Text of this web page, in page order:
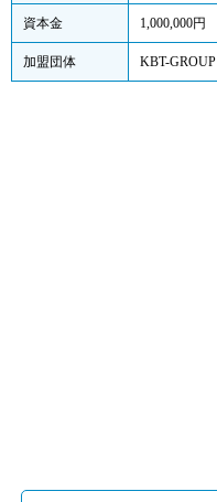
資本金 1,000,000円
加盟団体 KBT-GROUP